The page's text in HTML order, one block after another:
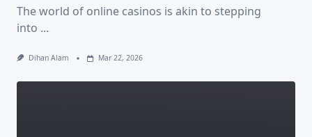
The world of online casinos is akin to stepping
into ...
Dihan Alam Mar 22, 2026